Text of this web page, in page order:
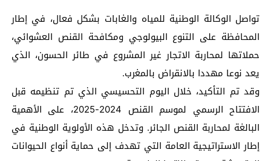
تواصل الوكالة الوطنية للمياه والغابات بشكل فعال، في إطار
المحافظة على التنوع البيولوجي ومكافحة القنص العشوائي،
حملاتها لمحاربة الاتجار غير المشروع في طائر الحسون، الذي
يعد نوعا مهددا بالانقراض بالمغرب.
وقد تم التأكيد، خلال اليوم التحسيسي الذي تم تنظيمه قبل
الافتتاح الرسمي لموسم القنص 2024-2025، على الأهمية
البالغة لمحاربة القنص الجائر. وتدخل هذه الأولوية الوطنية في
إطار الاستراتيجية العامة التي تهدف إلى حماية أنواع الحيوانات